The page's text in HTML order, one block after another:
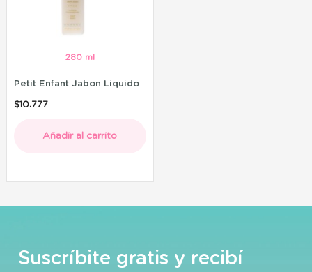
280 ml
Petit Enfant Jabon Liquido
$10.777
Añadir al carrito
Suscríbite gratis y recibí